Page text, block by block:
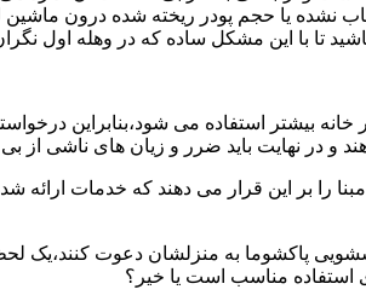
نشده یا حجم پودر ریخته شده درون
تا با این مشکل ساده که در وهله اول
بیشتر استفاده می شود،بنابراین
نهایت باید ضرر و زیان های ناشی از بی
را بر این قرار می دهند که خدمات
پاکشوما به منزلشان دعوت کنند،یک
استفاده مناسب است یا خیر؟